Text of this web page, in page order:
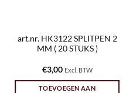
art.nr. HK3122 SPLITPEN 2
MM ( 20 STUKS )
€3,00 Excl. BTW
TOEVOEGEN AAN